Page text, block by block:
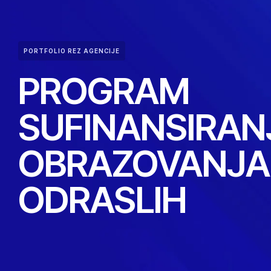
PORTFOLIO REZ AGENCIJE
PROGRAM
OBRAZOVANJA
ODRASLIH